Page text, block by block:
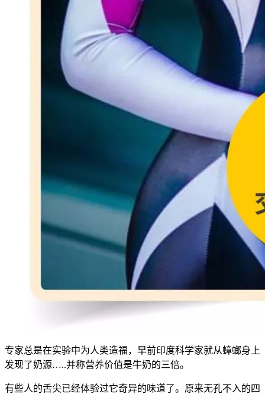
专家总是在实验中为人类造福，早前印度科学家就从蟑螂身上
发现了奶源…..并称营养价值是牛奶的三倍。
有些人的舌尖已经体验过它奇异的味道了。原来无孔不入的四